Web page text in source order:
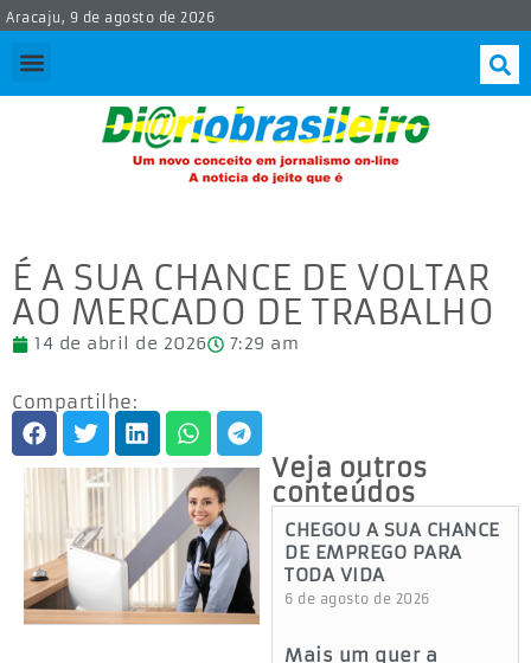
Aracaju, 9 de agosto de 2026
É A SUA CHANCE DE VOLTAR
AO MERCADO DE TRABALHO
14 de abril de 2026 7:29 am
Compartilhe:
Veja outros
conteúdos
CHEGOU A SUA CHANCE
DE EMPREGO PARA
TODA VIDA
6 de agosto de 2026
Mais um quer a